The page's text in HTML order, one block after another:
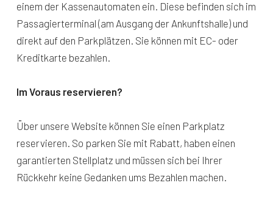
einem der Kassenautomaten ein. Diese befinden sich im
Passagierterminal (am Ausgang der Ankunftshalle) und
direkt auf den Parkplätzen. Sie können mit EC- oder
Kreditkarte bezahlen.
Im Voraus reservieren?
Über unsere Website können Sie einen Parkplatz
reservieren. So parken Sie mit Rabatt, haben einen
garantierten Stellplatz und müssen sich bei Ihrer
Rückkehr keine Gedanken ums Bezahlen machen.